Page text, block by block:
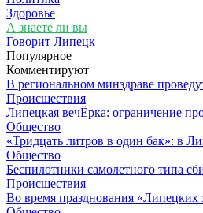
Здоровье
А знаете ли вы
Говорит Липецк
Популярное
Комментируют
В региональном минздраве
Происшествия
Липецкая вечЁрка: ограничение
Общество
«Тридцать литров в один бак»: в
Общество
Беспилотники самолетного типа
Происшествия
Во время празднования «Липецких